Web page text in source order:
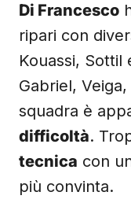
Di Francesco
ripari con
Kouassi, Sottil
Gabriel,
squadra è
difficoltà.
tecnica con
più convinta.